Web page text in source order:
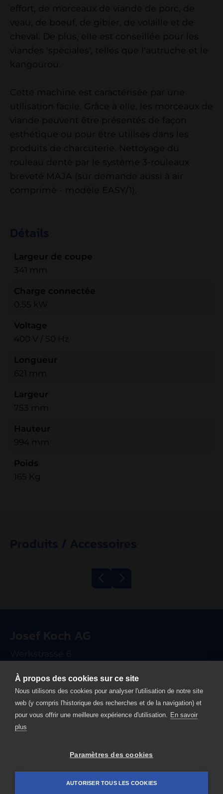
À propos des cookies sur ce site
Nous utilisons des cookies pour analyser l'utilisation de notre site
web (y compris l'historique des recherches et de la navigation) et
pour vous offrir une meilleure expérience d'utilisation. En savoir
plus
Paramètres des cookies
AUTORISER TOUS LES COOKIES
effort, de morceaux de viande de porc, de
veau, de boeuf, de gibier, de volaille et de
cheval. De plus, elle est conseillée pour les
viandes 'spéciales', telles que l'autruche et le
kangourou.
Cette machine est caractérisée par une
utilisation facile. Grâce à elle, les morceaux de
viande peuvent être présentés de façon
esthétique ou pour être utilisés dans les
produits de charcuterie. Nettoyage du
rouleau denté par le système 3-rouleaux
breveté MAJA (sur demande aussi à air
comprimé - modèle EASY/1).
Largeur de coupe
341 mm
Charge connectée
0.55 kW
Voltage
400 V / 50 Hz
Longueur
621 mm
Largeur
753 mm
Hauteur
994 mm
Poids
165 Kg
T +41 41 499 90 00
info
josefkoch.ch
Home
Protection des données